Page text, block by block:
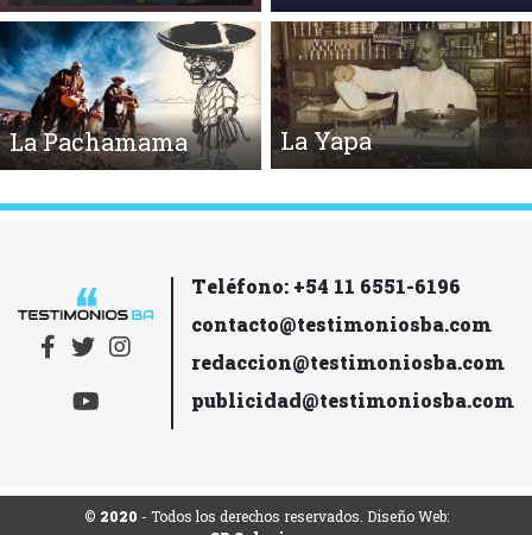
La Pachamama La Yapa
Teléfono: +54 11 6551-6196
contacto@testimoniosba.com
redaccion@testimoniosba.com
publicidad@testimoniosba.com
© 2020 - Todos los derechos reservados. Diseño Web: